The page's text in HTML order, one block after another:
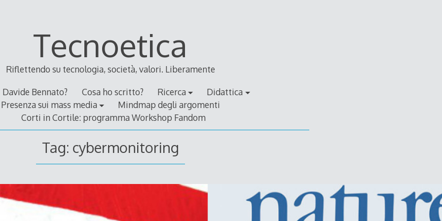
Tecnoetica
Riflettendo su tecnologia, società, valori. Liberamente
Davide Bennato? Cosa ho scritto? Ricerca
Didattica
Presenza sui mass media
Mindmap degli argomenti
Corti in Cortile: programma Workshop Fandom
Tag: cybermonitoring